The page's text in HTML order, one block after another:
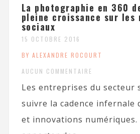
La photographie en 360
pleine croissance sur les
sociaux
15 OCTOBRE 2016
BY ALEXANDRE ROCOURT
AUCUN COMMENTAIRE
Les entreprises du secteur
suivre la cadence infernale
et innovations numériques.